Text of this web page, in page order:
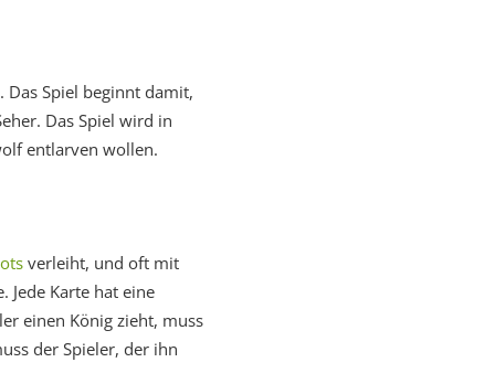
Spiel beginnt damit,
Das Spiel wird in
entlarven wollen.
verleiht, und oft mit
Jede Karte hat eine
einen König zieht, muss
der Spieler, der ihn